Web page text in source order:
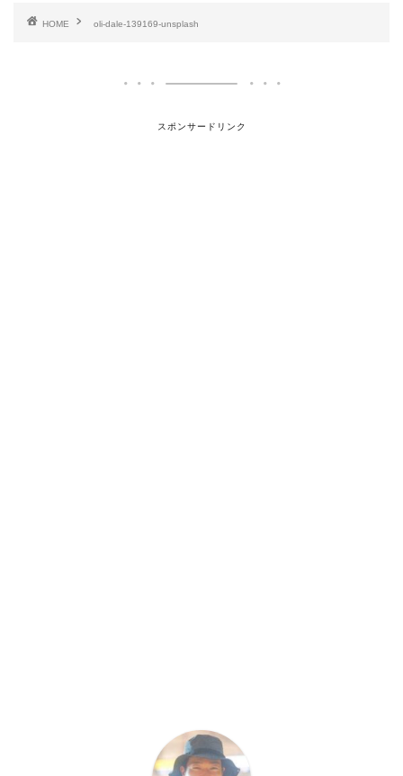
HOME oli-dale-139169-unsplash
スポンサードリンク